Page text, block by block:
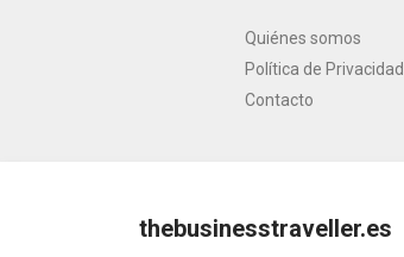
Quiénes somos
Política de Privacidad
Contacto
thebusinesstraveller.es